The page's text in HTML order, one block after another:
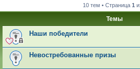
10 тем • Страница 1
Темы
Наши победители
Невостребованные призы